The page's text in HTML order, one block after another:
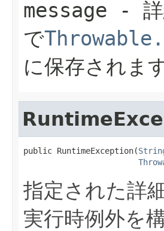
message - 詳
で
に保存されます
public RuntimeException(
指定された詳
実行時例外を